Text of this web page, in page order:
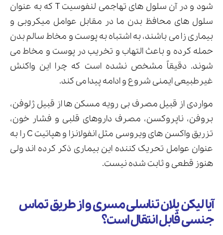
شود و در آن سلول های تهاجمی لنفوسیت T که به عنوان
سلول های محافظ بدن ما در مقابل عوامل میکروبی و
بیماری زا می باشند، به اشتباه به پوست و مخاط سالم بدن
حمله کرده و باعث التهاب و تخریب در پوست و مخاط می
شوند. دقیقاً مشخص نشده است که چرا این واکنش
غیرطبیعی ایمنی شروع و ادامه پیدا می کند.
مواردی از قبیل مصرف بی رویه مسکن ها از قبیل ژلوفن،
بروفن، ناپروکسن، مصرف داروهای قلبی و فشار خون،
تزریق واکسن های ویروسی مثل انفولانزا و هپاتیت C را به
عنوان عوامل تحریک کننده این بیماری ذکر کرده اند ولی
هنوز قطعی و ثابت شده نیست.
آیا لیکن پلان تناسلی مسری و از طریق تماس
جنسی قابل انتقال است؟